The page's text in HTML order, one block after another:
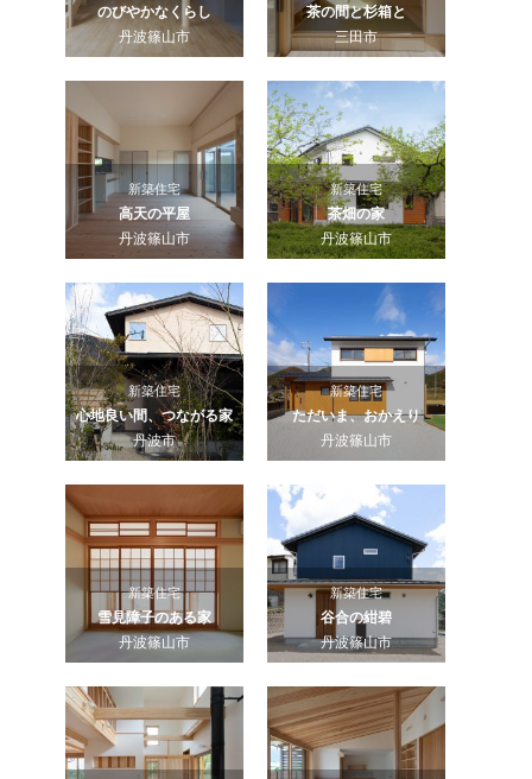
のびやかなくらし
丹波篠山市
茶の間と杉箱と
三田市
新築住宅
高天の平屋
丹波篠山市
新築住宅
茶畑の家
丹波篠山市
新築住宅
心地良い間、つながる家
丹波市
新築住宅
ただいま、おかえり
丹波篠山市
新築住宅
雪見障子のある家
丹波篠山市
新築住宅
谷合の紺碧
丹波篠山市